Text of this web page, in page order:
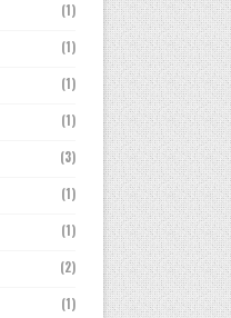
(1)
(1)
(1)
(1)
(3)
(1)
(1)
(2)
(1)